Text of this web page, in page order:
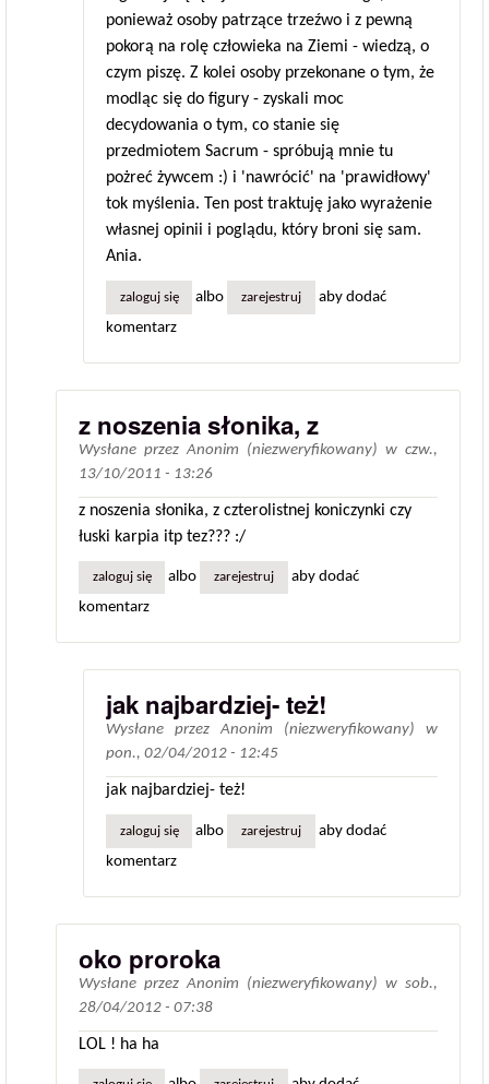
ponieważ osoby patrzące trzeźwo i z pewną
pokorą na rolę człowieka na Ziemi - wiedzą, o
czym piszę. Z kolei osoby przekonane o tym, że
modląc się do figury - zyskali moc
decydowania o tym, co stanie się
przedmiotem Sacrum - spróbują mnie tu
pożreć żywcem :) i 'nawrócić' na 'prawidłowy'
tok myślenia. Ten post traktuję jako wyrażenie
własnej opinii i poglądu, który broni się sam.
Ania.
zaloguj się albo zarejestruj
aby dodać
komentarz
z noszenia słonika, z
Wysłane przezAnonim (niezweryfikowany) w czw.,
13/10/2011 - 13:26
z noszenia słonika, z czterolistnej koniczynki czy
łuski karpia itp tez??? :/
zaloguj się albo zarejestruj
aby dodać
komentarz
jak najbardziej- też!
Wysłane przezAnonim (niezweryfikowany) w
pon., 02/04/2012 - 12:45
jak najbardziej- też!
zaloguj się albo zarejestruj
aby dodać
komentarz
oko proroka
Wysłane przezAnonim (niezweryfikowany) w sob.,
28/04/2012 - 07:38
LOL ! ha ha